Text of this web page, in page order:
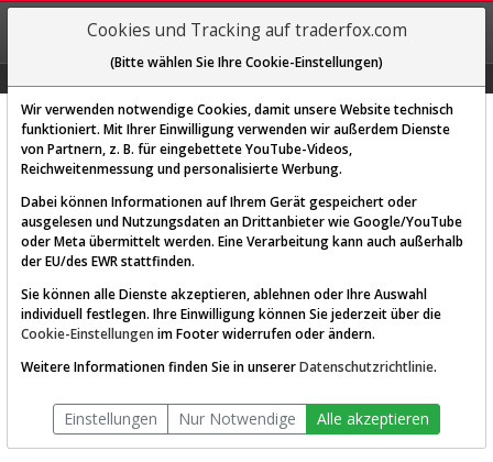
REGIS-
TRIEREN
Diese Funktion ist nur für
AKTIEN-TERMINAL
Die Aktienanalyse-Plattform von
TraderFox
Cookies und Tracking auf traderfox.com
(Bitte wählen Sie Ihre Cookie-Einstellungen)
Wir verwenden notwendige Cookies, damit unsere Website technisch
funktioniert. Mit Ihrer Einwilligung verwenden wir außerdem Dienste
von Partnern, z. B. für eingebettete YouTube-Videos,
Reichweitenmessung und personalisierte Werbung.
Dabei können Informationen auf Ihrem Gerät gespeichert oder
ausgelesen und Nutzungsdaten an Drittanbieter wie Google/YouTube
oder Meta übermittelt werden. Eine Verarbeitung kann auch außerhalb
der EU/des EWR stattfinden.
Sie können alle Dienste akzeptieren, ablehnen oder Ihre Auswahl
individuell festlegen. Ihre Einwilligung können Sie jederzeit über die
Cookie-Einstellungen im Footer widerrufen oder ändern.
Weitere Informationen finden Sie in unsererDatenschutzrichtlinie.
Einstellungen Nur Notwendige Alle akzeptieren